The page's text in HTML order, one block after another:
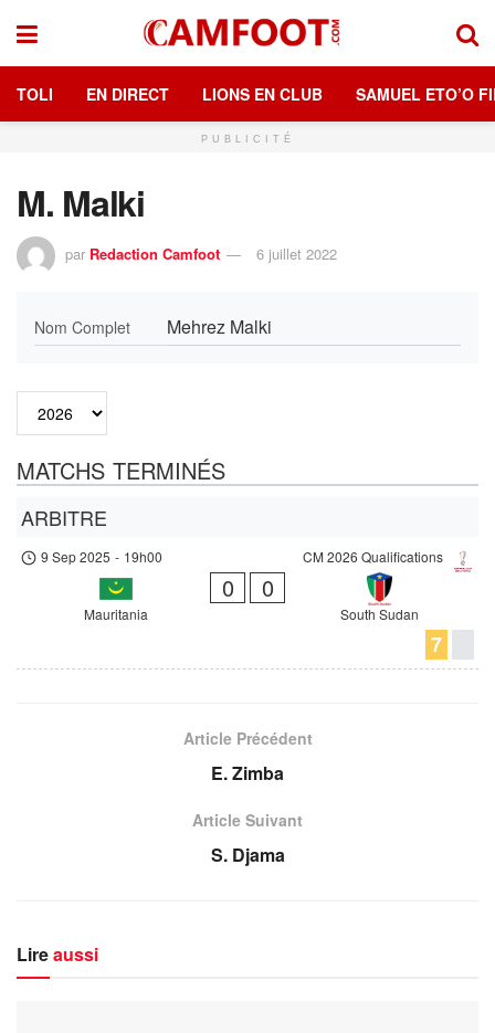
TOLI EN DIRECT LIONS EN CLUB SAMUEL ETO’O
PUBLICITÉ
M. Malki
par Redaction Camfoot 6 juillet 2022
Nom Complet Mehrez Malki
MATCHS TERMINÉS
ARBITRE
CM 2026 Qualifications
9 Sep 2025 - 19h00
Mauritania
0 0
South Sudan
7
Article Précédent
E. Zimba
Article Suivant
S. Djama
Lireaussi